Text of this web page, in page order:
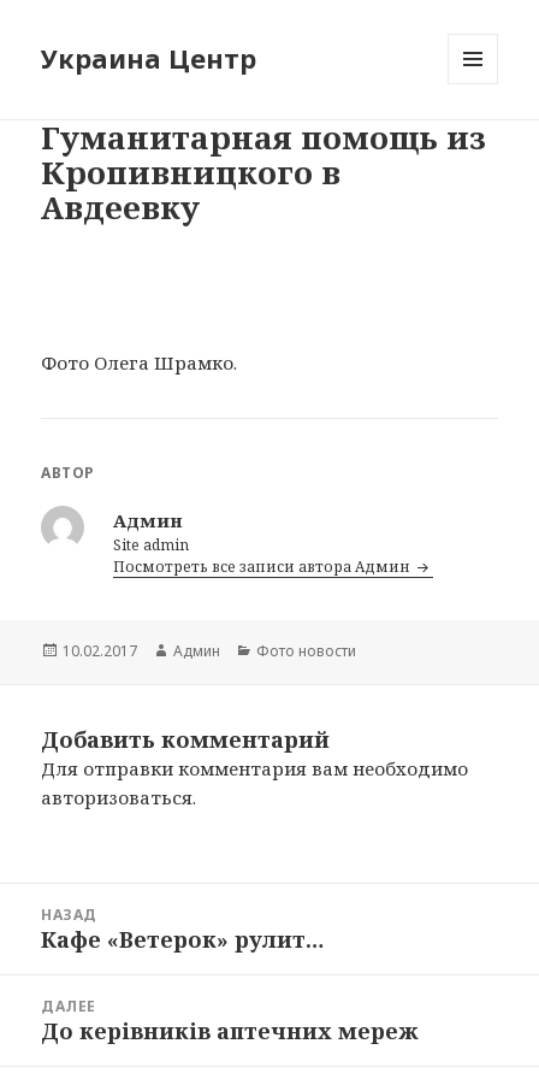
Украина Центр
ВИДЖЕТЫ
Гуманитарная помощь из
Кропивницкого в
Авдеевку
Фото Олега Шрамко.
АВТОР
Админ
Site admin
Посмотреть все записи автора Админ
Опубликовано
10.02.2017 Автор
Админ Рубрики
Фото новости
Добавить комментарий
Для отправки комментария вам необходимо
авторизоваться.
записям
НАЗАД
Предыдущая
Кафе «Ветерок» рулит…
ДАЛЕЕ
Следующая
До керівників аптечних мереж